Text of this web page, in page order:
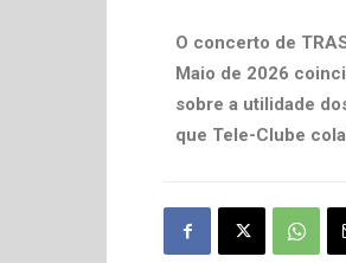
O concerto de
Maio de 2026
sobre a utilidade
que Tele-Clube